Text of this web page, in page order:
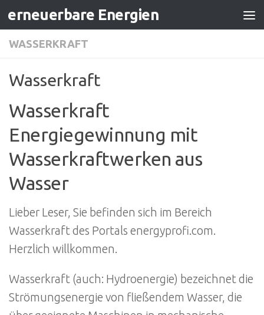
Zum Inhalt springen
erneuerbare Energien
WASSERKRAFT
Wasserkraft
Wasserkraft
Energiegewinnung mit
Wasserkraftwerken aus
Wasser
Lieber Leser, Sie befinden sich im Bereich
Wasserkraft des Portals energyprofi.com.
Herzlich willkommen.
Wasserkraft (auch: Hydroenergie) bezeichnet die
Strömungsenergie von fließendem Wasser, die